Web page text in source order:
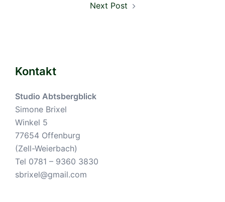
Next Post
Kontakt
Studio Abtsbergblick
Simone Brixel
Winkel 5
77654 Offenburg
(Zell-Weierbach)
Tel 0781 – 9360 3830
sbrixel@gmail.com